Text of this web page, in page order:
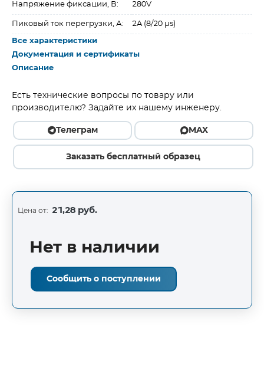
Напряжение фиксации, В: 280V
Пиковый ток перегрузки, А: 2A (8/20 µs)
Все характеристики
Документация и сертификаты
Описание
Есть технические вопросы по товару или
производителю? Задайте их нашему инженеру.
Телеграм MAX
Заказать бесплатный образец
Цена от: 21,28 руб.
Нет в наличии
Сообщить о поступлении